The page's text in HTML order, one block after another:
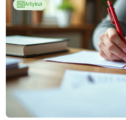
Artykuł